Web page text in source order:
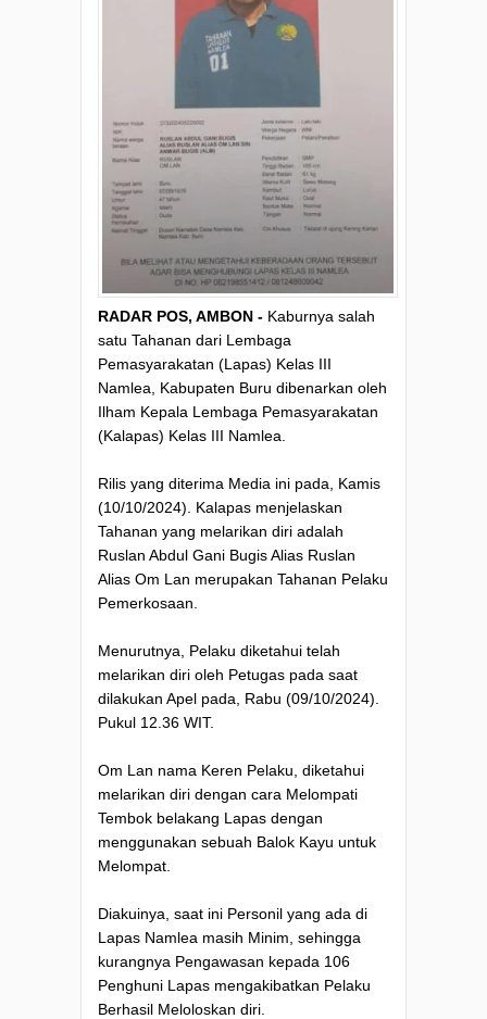
RADAR POS, AMBON - Kaburnya salah
satu Tahanan dari Lembaga
Pemasyarakatan (Lapas) Kelas III
Namlea, Kabupaten Buru dibenarkan oleh
Ilham Kepala Lembaga Pemasyarakatan
(Kalapas) Kelas III Namlea.
Rilis yang diterima Media ini pada, Kamis
(10/10/2024). Kalapas menjelaskan
Tahanan yang melarikan diri adalah
Ruslan Abdul Gani Bugis Alias Ruslan
Alias Om Lan merupakan Tahanan Pelaku
Pemerkosaan.
Menurutnya, Pelaku diketahui telah
melarikan diri oleh Petugas pada saat
dilakukan Apel pada, Rabu (09/10/2024).
Pukul 12.36 WIT.
Om Lan nama Keren Pelaku, diketahui
melarikan diri dengan cara Melompati
Tembok belakang Lapas dengan
menggunakan sebuah Balok Kayu untuk
Melompat.
Diakuinya, saat ini Personil yang ada di
Lapas Namlea masih Minim, sehingga
kurangnya Pengawasan kepada 106
Penghuni Lapas mengakibatkan Pelaku
Berhasil Meloloskan diri.